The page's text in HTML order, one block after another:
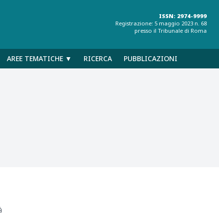
ISSN: 2974-9999
Registrazione: 5 maggio 2023 n. 68
presso il Tribunale di Roma
AREE TEMATICHE ▼ RICERCA PUBBLICAZIONI